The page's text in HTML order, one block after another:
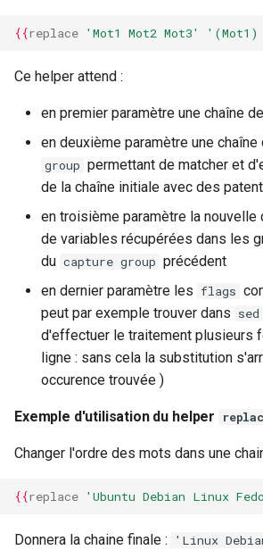
{{replace 'Mot1 Mot2 Mot3' '(Mot1)
Ce helper attend :
en premier paramètre une chaîne
en deuxième paramètre une chaîne
group permettant de matcher et
de la chaîne initiale avec des
en troisième paramètre la nouvelle
de variables récupérées dans les
du capture group précédent
en dernier paramètre les flags
peut par exemple trouver dans sed
d'effectuer le traitement plusieurs
ligne : sans cela la substitution
occurence trouvée )
Exemple d'utilisation du helper
Changer l'ordre des mots dans une
{{replace 'Ubuntu Debian Linux
Donnera la chaine finale : 'Linux